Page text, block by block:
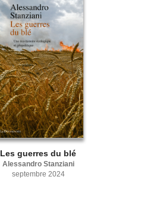
Les guerres du blé
Alessandro Stanziani
septembre 2024